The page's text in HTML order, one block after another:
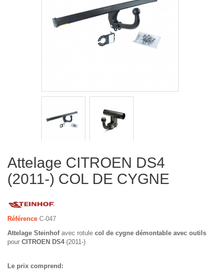
Attelage CITROEN DS4
(2011-) COL DE CYGNE
Référence C-047
Attelage Steinhofavec rotule col de cygne démontable avec outils
pour CITROEN DS4(2011-)
Le prix comprend: